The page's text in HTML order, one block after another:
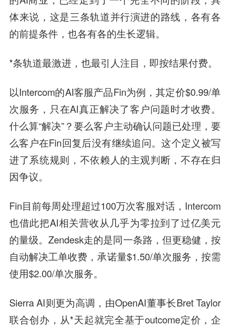
体来说，这是三条轨道并行演进的路线，各有各
的前提条件，也各有各的生长逻辑。
*条轨道最激进，也最引人注目，即按结果付费。
以Intercom的AI客服产品Fin为例，其定价$0.99/单
次服务，只在AI真正解决了客户问题时才收费。
什么算“解决”？要么客户主动确认问题已处理，要
么客户在Fin回复后没有继续追问。这个定义被写
进了系统规则，不依赖人的主观判断，不存在归
因争议。
Fin目前每周处理超过100万次客服对话，Intercom
也借此把AI相关营收从几乎为零拉到了过亿美元
的量级。Zendesk走的是同一条路，但更稳健，按
自动解决工单收费，承诺量$1.50/单次服务，按需
使用$2.00/单次服务。
Sierra AI则更为高调，由OpenAI董事长Bret Taylor
联合创办，从*天起就完全基于outcome定价，企